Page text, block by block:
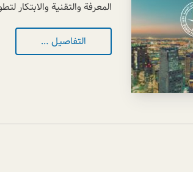
المعرفة والتقنية والابتكار
التفاصيل …